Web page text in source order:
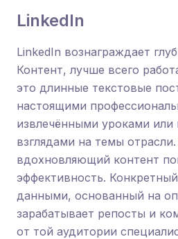
LinkedIn
LinkedIn вознаграждает
Контент, лучше всего
это длинные текстовые
настоящими
извлечёнными уроками
взглядами на темы
вдохновляющий контент
эффективность.
данными, основанный на
зарабатывает репосты и
от той аудитории